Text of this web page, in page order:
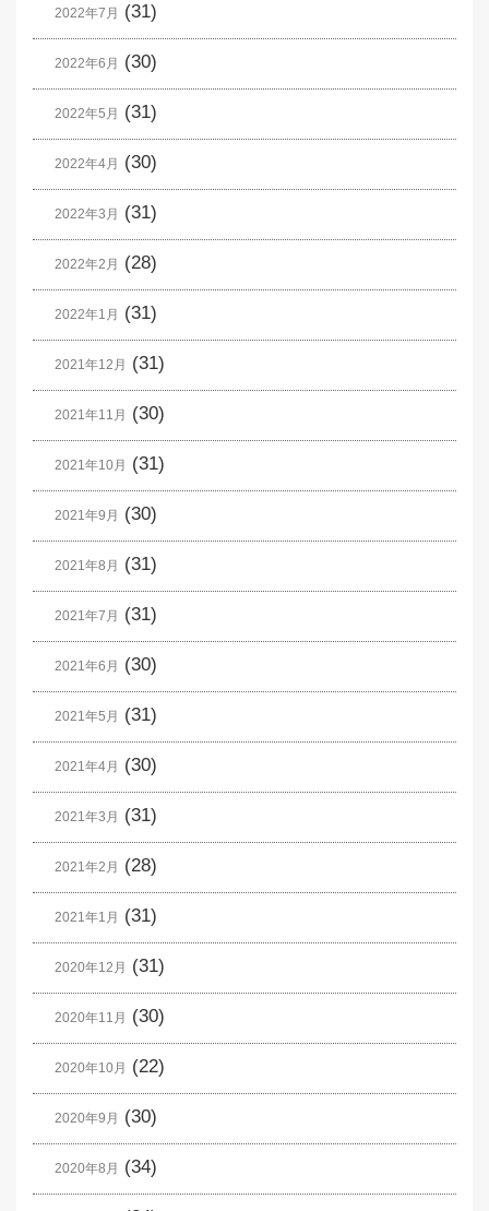
2022年7月 (31)
2022年6月 (30)
2022年5月 (31)
2022年4月 (30)
2022年3月 (31)
2022年2月 (28)
2022年1月 (31)
2021年12月 (31)
2021年11月 (30)
2021年10月 (31)
2021年9月 (30)
2021年8月 (31)
2021年7月 (31)
2021年6月 (30)
2021年5月 (31)
2021年4月 (30)
2021年3月 (31)
2021年2月 (28)
2021年1月 (31)
2020年12月 (31)
2020年11月 (30)
2020年10月 (22)
2020年9月 (30)
2020年8月 (34)